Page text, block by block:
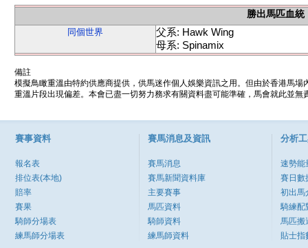
勝出馬匹血統
同個世界
父系: Hawk Wing
母系: Spinamix
備註
模擬鳥瞰重溫由特約供應商提供，供馬迷作個人娛樂資訊之用。但由於香港馬
重溫片段出現偏差。本會已盡一切努力務求有關資料盡可能準確，馬會就此並
賽事資料
報名表
排位表(本地)
賠率
賽果
騎師分場表
練馬師分場表
賽馬消息及資訊
賽馬消息
賽馬新聞資料庫
主要賽事
馬匹資料
騎師資料
練馬師資料
分析
速勢能
賽日數
初出馬
騎練配
馬匹搬
貼士指